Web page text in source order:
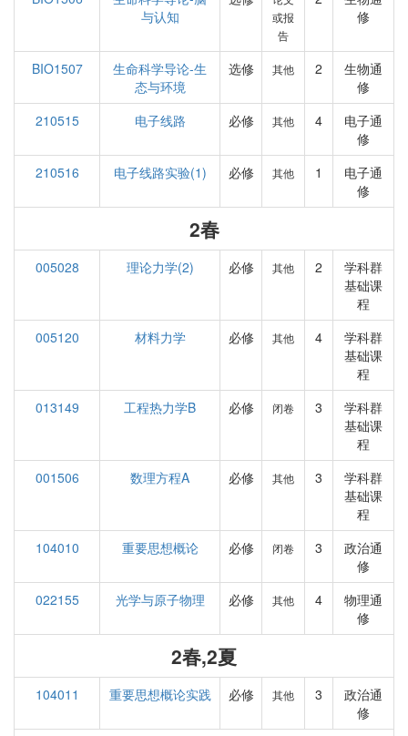
与认知
或报
告
修
BIO1507
生命科学导论-生
态与环境
选修 其他 2
生物通
修
210515
电子线路 必修 其他 4
电子通
修
210516
电子线路实验(1) 必修 其他 1
电子通
修
2春
005028 理论力学(2) 必修 其他 2
学科群
基础课
程
005120
材料力学 必修 其他 4
学科群
基础课
程
013149
工程热力学B 必修 闭卷 3
学科群
基础课
程
001506
数理方程A 必修 其他 3
学科群
基础课
程
104010
重要思想概论 必修 闭卷 3
政治通
修
022155
光学与原子物理 必修 其他 4
物理通
修
2春,2夏
104011 重要思想概论实践 必修 其他 3
政治通
修